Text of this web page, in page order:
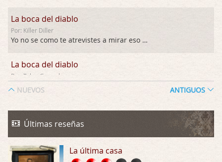
La boca del diablo
Por: Killer Diller
Yo no se como te atrevistes a mirar eso …
La boca del diablo
Por: Talan Gwynek
La Odisea
Por: Talan Gwynek
La Odisea
NUEVOS ANTIGUOS
Últimas reseñas
La última casa